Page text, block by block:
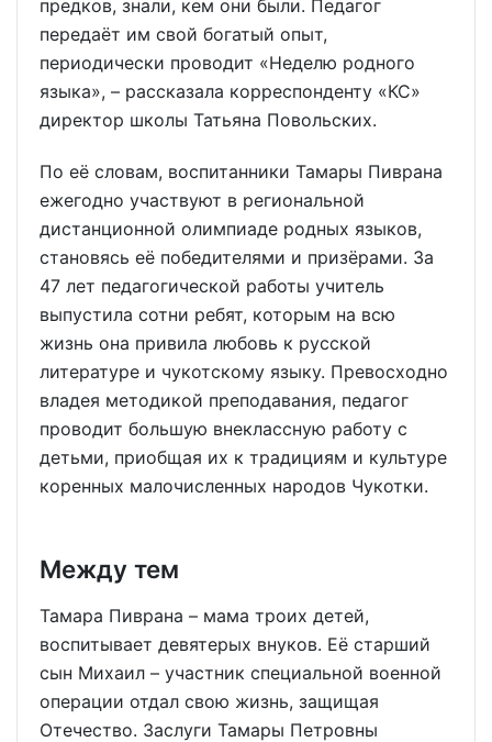
предков, знали, кем они были. Педагог
передаёт им свой богатый опыт,
периодически проводит «Неделю родного
языка», – рассказала корреспонденту «КС»
директор школы Татьяна Повольских.
По её словам, воспитанники Тамары Пиврана
ежегодно участвуют в региональной
дистанционной олимпиаде родных языков,
становясь её победителями и призёрами. За
47 лет педагогической работы учитель
выпустила сотни ребят, которым на всю
жизнь она привила любовь к русской
литературе и чукотскому языку. Превосходно
владея методикой преподавания, педагог
проводит большую внеклассную работу с
детьми, приобщая их к традициям и культуре
коренных малочисленных народов Чукотки.
Между тем
Тамара Пиврана – мама троих детей,
воспитывает девятерых внуков. Её старший
сын Михаил – участник специальной военной
операции отдал свою жизнь, защищая
Отечество. Заслуги Тамары Петровны